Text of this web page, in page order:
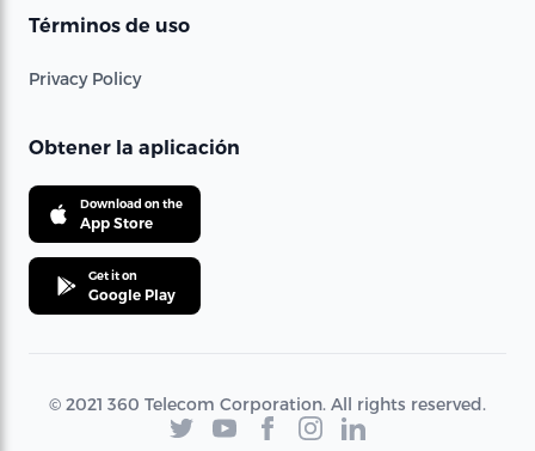
Términos de uso
Privacy Policy
Obtener la aplicación
Download on the
App Store
Get it on
Google Play
© 2021 360 Telecom Corporation. All rights reserved.